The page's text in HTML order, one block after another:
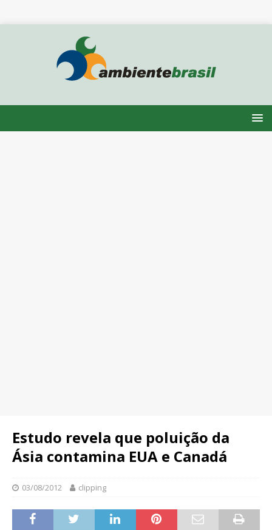
Estudo revela que poluição da
Ásia contamina EUA e Canadá
03/08/2012 clipping